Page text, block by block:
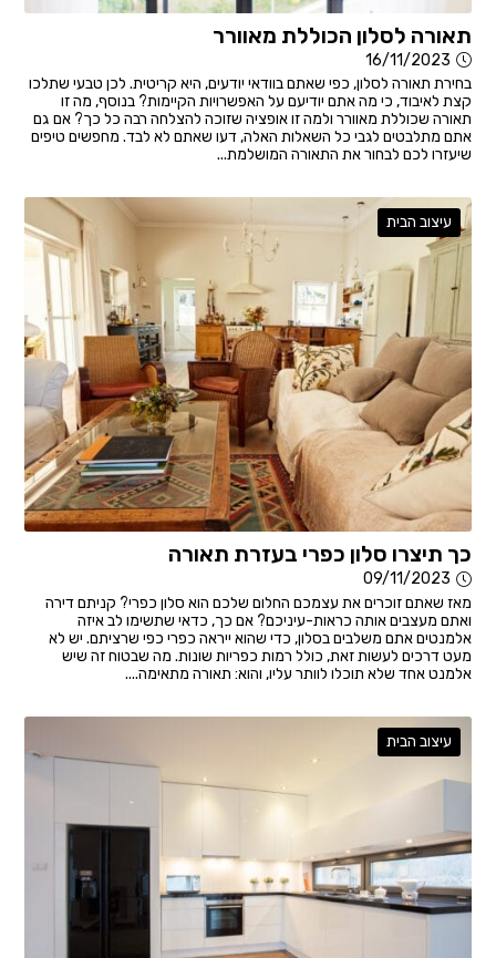
תאורה לסלון הכוללת מאוורר
16/11/2023
בחירת תאורה לסלון, כפי שאתם בוודאי יודעים, היא קריטית. לכן טבעי שתלכו
קצת לאיבוד, כי מה אתם יודיעם על האפשרויות הקיימות? בנוסף, מה זו
תאורה שכוללת מאוורר ולמה זו אופציה שזוכה להצלחה רבה כל כך? אם גם
אתם מתלבטים לגבי כל השאלות האלה, דעו שאתם לא לבד. מחפשים טיפים
שיעזרו לכם לבחור את התאורה המושלמת...
עיצוב הבית
כך תיצרו סלון כפרי בעזרת תאורה
09/11/2023
מאז שאתם זוכרים את עצמכם החלום שלכם הוא סלון כפרי? קניתם דירה
ואתם מעצבים אותה כראות-עיניכם? אם כך, כדאי שתשימו לב איזה
אלמנטים אתם משלבים בסלון, כדי שהוא ייראה כפרי כפי שרציתם. יש לא
מעט דרכים לעשות זאת, כולל רמות כפריות שונות. מה שבטוח זה שיש
אלמנט אחד שלא תוכלו לוותר עליו, והוא: תאורה מתאימה....
עיצוב הבית